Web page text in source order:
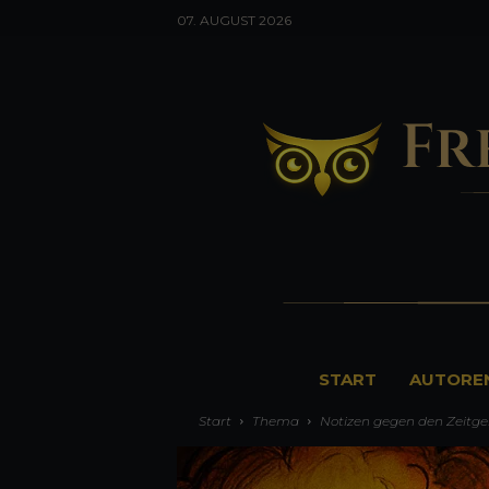
07. AUGUST 2026
START
Start Thema Notizen gegen den